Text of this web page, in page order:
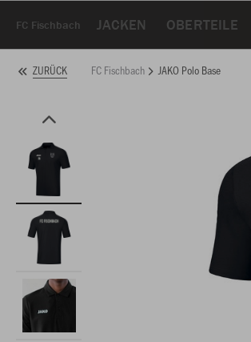
FC Fischbach JACKEN OBERTEILE
ZURÜCK FC Fischbach JAKO Polo Base